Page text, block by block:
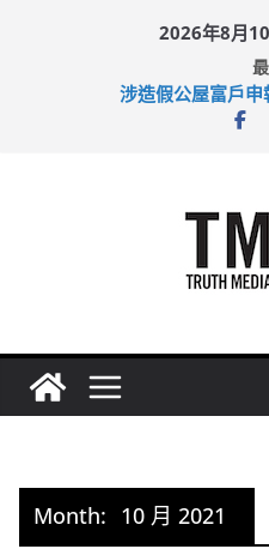
2026年8月10
涉造假公屋富戶
Month: 10 月 2021